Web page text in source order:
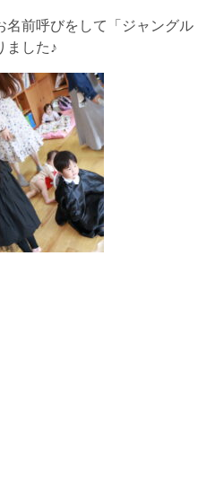
前呼びをして「ジャングル
ました♪